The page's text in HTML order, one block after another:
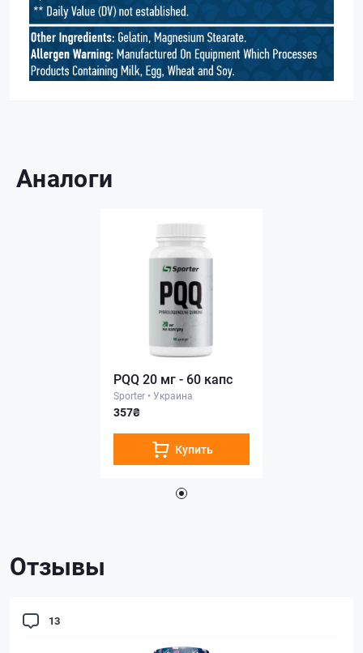
Аналоги
PQQ 20 мг - 60 капс
Sporter • Украина
357₴
Купить
Отзывы
13